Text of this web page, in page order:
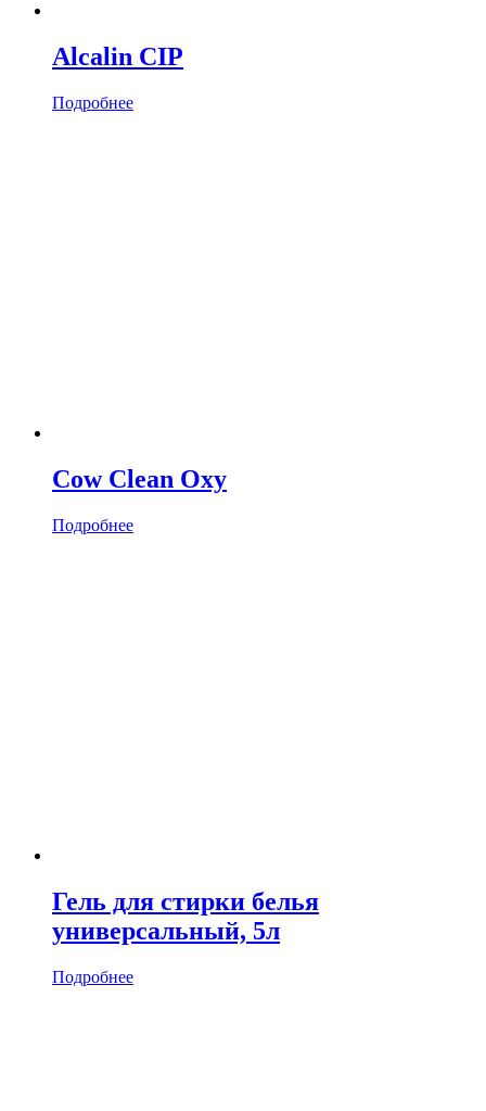
Alcalin CIP
Подробнее
Cow Clean Oxy
Подробнее
Гель для стирки белья
универсальный, 5л
Подробнее